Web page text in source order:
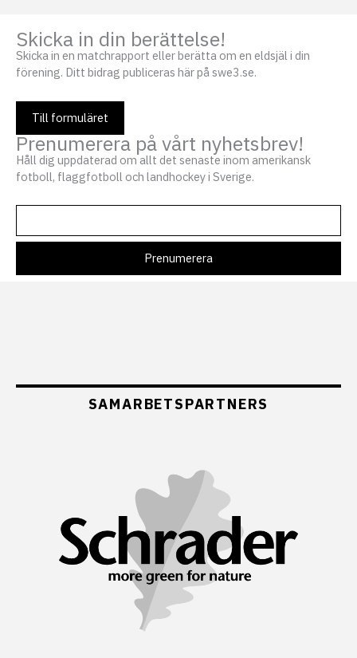
Skicka in din berättelse!
Skicka in en matchrapport eller berätta om en eldsjäl i din
förening. Ditt bidrag publiceras här på swe3.se.
Till formuläret
Prenumerera på vårt nyhetsbrev!
Håll dig uppdaterad om allt det senaste inom amerikansk
fotboll, flaggfotboll och landhockey i Sverige.
SAMARBETSPARTNERS